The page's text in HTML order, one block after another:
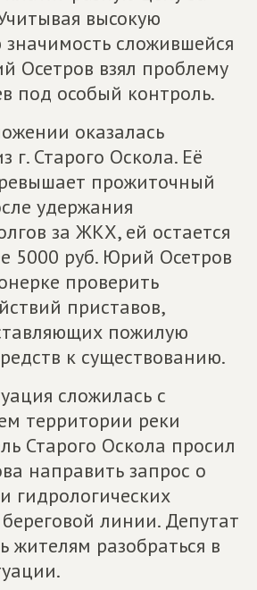
высокую
сложившейся
Осетров взял проблему
под особый контроль.
оказалась
г. Старого Оскола. Её
прожиточный
удержания
за ЖКХ, ей остается
5000 руб. Юрий Осетров
проверить
приставов,
пожилую
к существованию.
сложилась с
территории реки
Старого Оскола просил
направить запрос о
гидрологических
линии. Депутат
жителям разобраться в